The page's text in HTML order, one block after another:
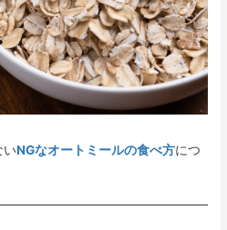
いNGなオートミールの食べ方につ